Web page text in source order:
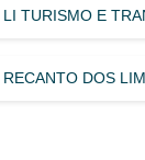
LI TURISMO E
RECANTO DOS